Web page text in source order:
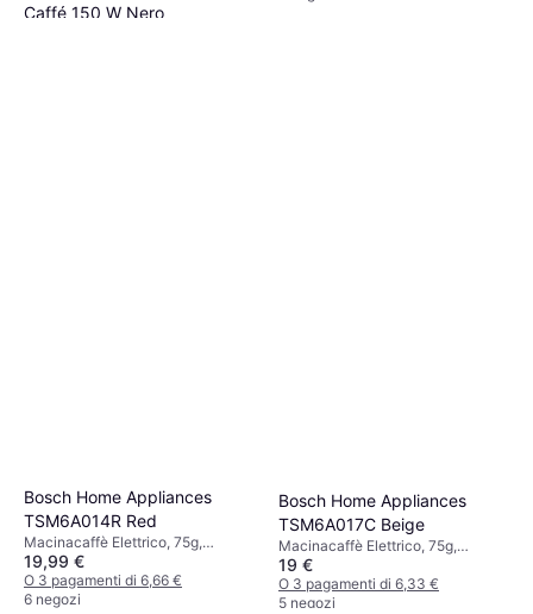
Caffé 150 W Nero
Bosch Home Appliances
TSM6A014R Red
Macinacaffè Elettrico, 75g,
Espresso, Funzione di sicurezza
19,99 €
O 3 pagamenti di 6,66 €
6 negozi
Bosch Home Appliances
TSM6A017C Beige
Macinacaffè Elettrico, 75g,
Espresso, Funzione di sicurezza
19 €
O 3 pagamenti di 6,33 €
5 negozi